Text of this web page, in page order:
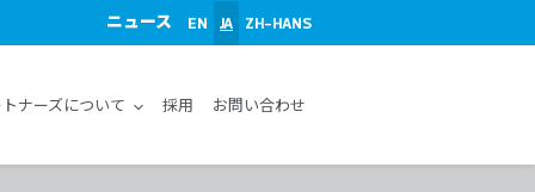
ニュース EN JA ZH-HANS
ナーズについて 採用 お問い合わせ